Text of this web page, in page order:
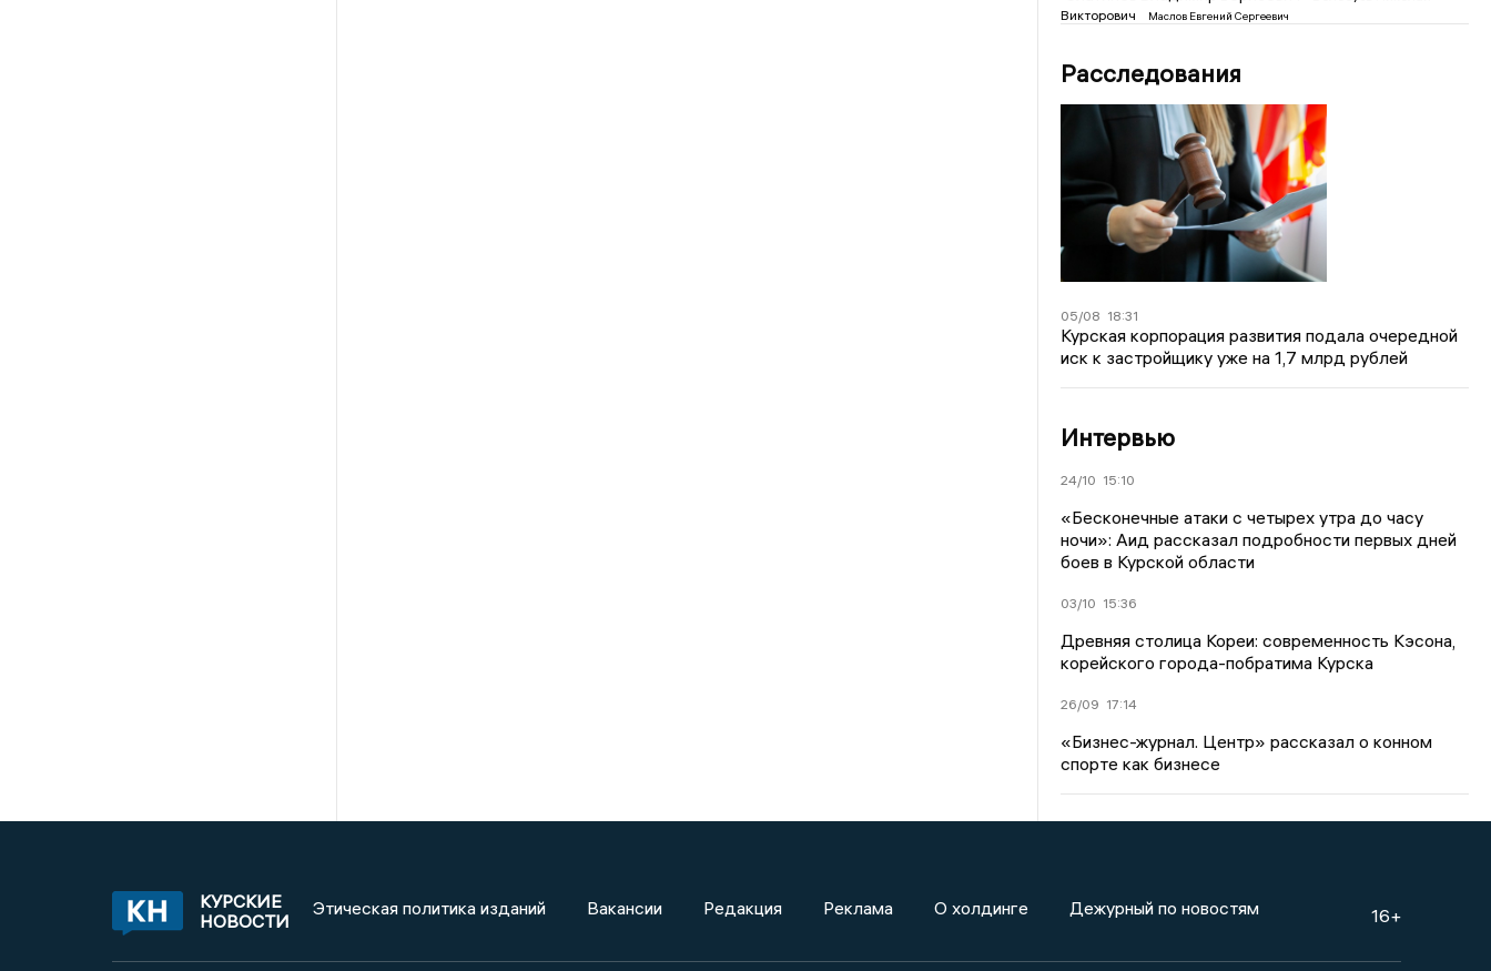
Викторович
Маслов Евгений Сергеевич
Расследования
05/08 18:31
Курская корпорация развития подала очередной
иск к застройщику уже на 1,7 млрд рублей
Интервью
24/10 15:10
«Бесконечные атаки с четырех утра до часу
ночи»: Аид рассказал подробности первых дней
боев в Курской области
03/10 15:36
Древняя столица Кореи: современность Кэсона,
корейского города-побратима Курска
26/09 17:14
«Бизнес-журнал. Центр» рассказал о конном
спорте как бизнесе
КУРСКИЕ
НОВОСТИ
Этическая политика изданий Вакансии Редакция Реклама О холдинге Дежурный по новостям 16+